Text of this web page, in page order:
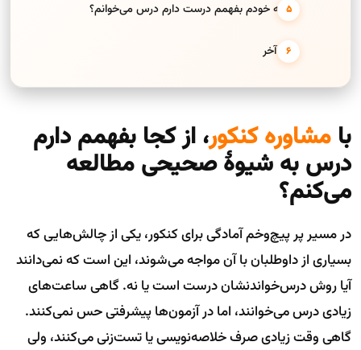
چگونه خودم بفهمم درست دارم درس می‌خوانم؟
حرف آخر
با مشاوره کنکور، از کجا بفهمم دارم
درس به شیوۀ صحیحی مطالعه
می‌کنم؟
در مسیر پر پیچ‌وخم آمادگی برای کنکور، یکی از چالش‌هایی که
بسیاری از داوطلبان با آن مواجه می‌شوند، این است که نمی‌دانند
آیا روش درس‌خواندنشان درست است یا نه. گاهی ساعت‌های
زیادی درس می‌خوانند، اما در آزمون‌ها پیشرفتی حس نمی‌کنند.
گاهی وقت زیادی صرف خلاصه‌نویسی یا تست‌زنی می‌کنند، ولی